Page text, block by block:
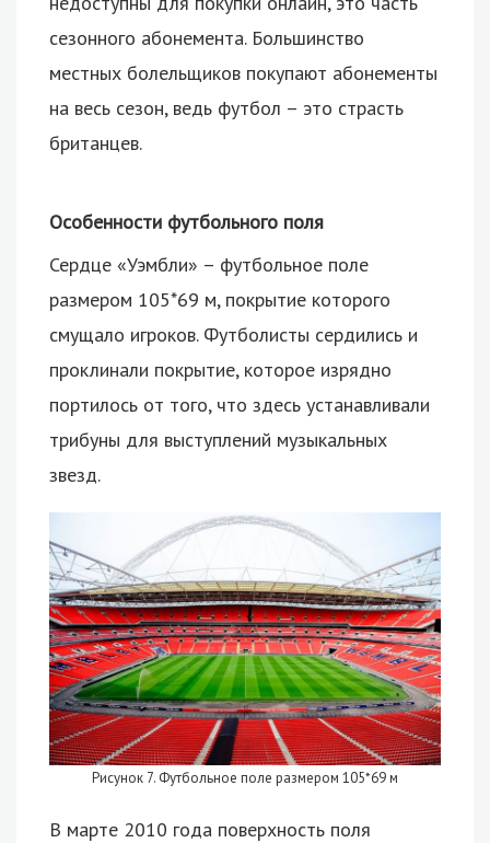
сезонного абонемента. Большинство
местных болельщиков покупают абонементы
на весь сезон, ведь футбол – это страсть
британцев.
Особенности футбольного поля
Сердце «Уэмбли» – футбольное поле
размером 105*69 м, покрытие которого
смущало игроков. Футболисты сердились и
проклинали покрытие, которое изрядно
портилось от того, что здесь устанавливали
трибуны для выступлений музыкальных
звезд.
Рисунок 7. Футбольное поле размером 105*69 м
В марте 2010 года поверхность поля